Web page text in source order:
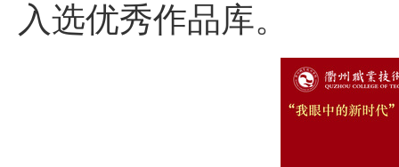
入选优秀作品库。